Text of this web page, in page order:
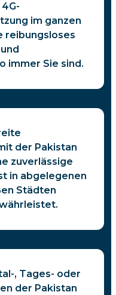
im ganzen
reibungsloses
immer Sie sind.
der Pakistan
zuverlässige
in abgelegenen
Städten
, Tages- oder
der Pakistan